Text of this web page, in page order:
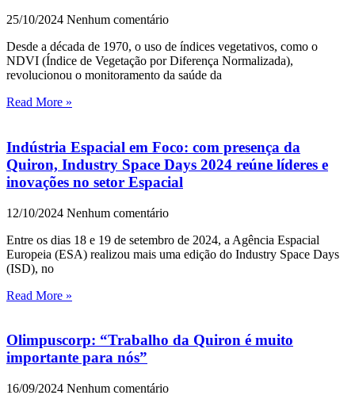
25/10/2024 Nenhum comentário
Desde a década de 1970, o uso de índices vegetativos, como o
NDVI (Índice de Vegetação por Diferença Normalizada),
revolucionou o monitoramento da saúde da
Read More »
Indústria Espacial em Foco: com presença da
Quiron, Industry Space Days 2024 reúne líderes e
inovações no setor Espacial
12/10/2024 Nenhum comentário
Entre os dias 18 e 19 de setembro de 2024, a Agência Espacial
Europeia (ESA) realizou mais uma edição do Industry Space Days
(ISD), no
Read More »
Olimpuscorp: “Trabalho da Quiron é muito
importante para nós”
16/09/2024 Nenhum comentário